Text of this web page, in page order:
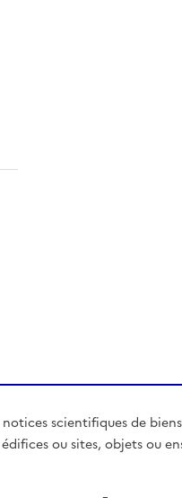
scientifiques de
ou sites, objets ou